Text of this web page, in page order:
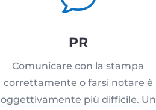
PR
Comunicare con la stampa
correttamente o farsi notare è
oggettivamente più difficile. Un